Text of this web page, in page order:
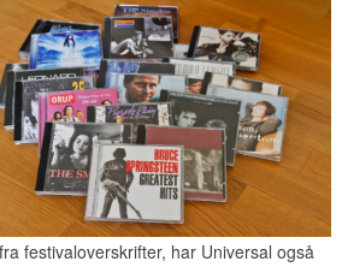
festivaloverskrifter, har Universal også